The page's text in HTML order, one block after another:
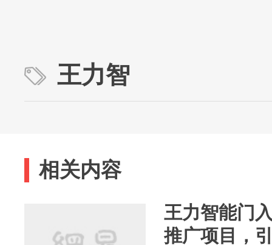
王力智
相关内容
王力智能门
推广项目，